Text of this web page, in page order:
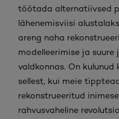
töötada alternatiivsed
lähenemisviisi
areng naha
modelleerimise ja
valdkonnas. On
sellest, kui meie
rekonstrueeritud
rahvusvaheline